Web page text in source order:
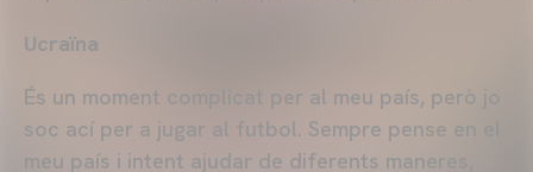
Ucraïna
És un moment complicat per al meu país, però jo
soc ací per a jugar al futbol. Sempre pense en el
meu país i intent ajudar de diferents maneres,